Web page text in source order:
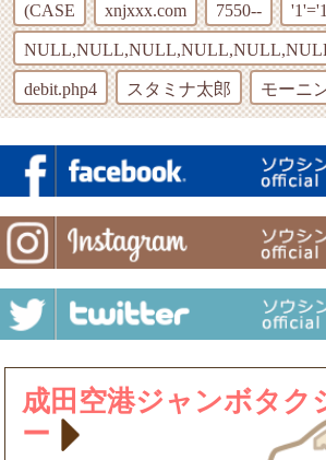
(CASE xnjxxx.com 7550-- '1'='1
debit.php4 スタミナ太郎 モーニ
成田空港ジャンボタク
ー